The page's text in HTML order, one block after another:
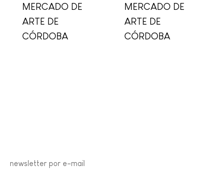
MERCADO DE
ARTE DE
CÓRDOBA
MERCADO DE
ARTE DE
CÓRDOBA
newsletter por e-mail